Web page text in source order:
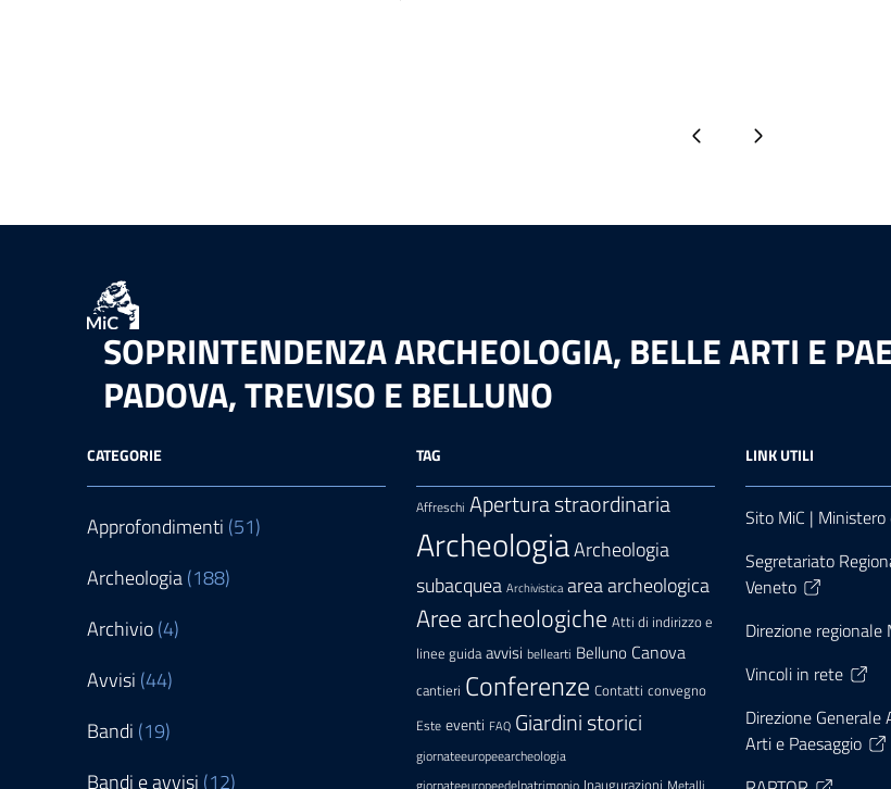
Pagina precedentePagina successiva
SOPRINTENDENZA ARCHEOLOGIA, BELLE ARTI E
PADOVA, TREVISO E BELLUNO
CATEGORIE
Approfondimenti (51)
Archeologia(188)
Archivio(4)
Avvisi (44)
Bandi (19)
Bandi e avvisi (12)
TAG
Affreschi Apertura straordinaria
ArcheologiaArcheologia
subacquea Archivistica area archeologica
Aree archeologiche Atti di indirizzo e
linee guida avvisi bellearti Belluno Canova
cantieri Conferenze Contatti convegno
Este eventi FAQ Giardini storici
giornateeuropeearcheologia
Inaugurazioni
LINK UTILI
Sito MiC |
Segretariato
Veneto
Direzione regionale
Vincoli in rete
Direzione Generale
Arti e Paesaggio